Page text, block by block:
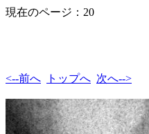
現在のページ：20
<--前へ トップへ 次へ-->